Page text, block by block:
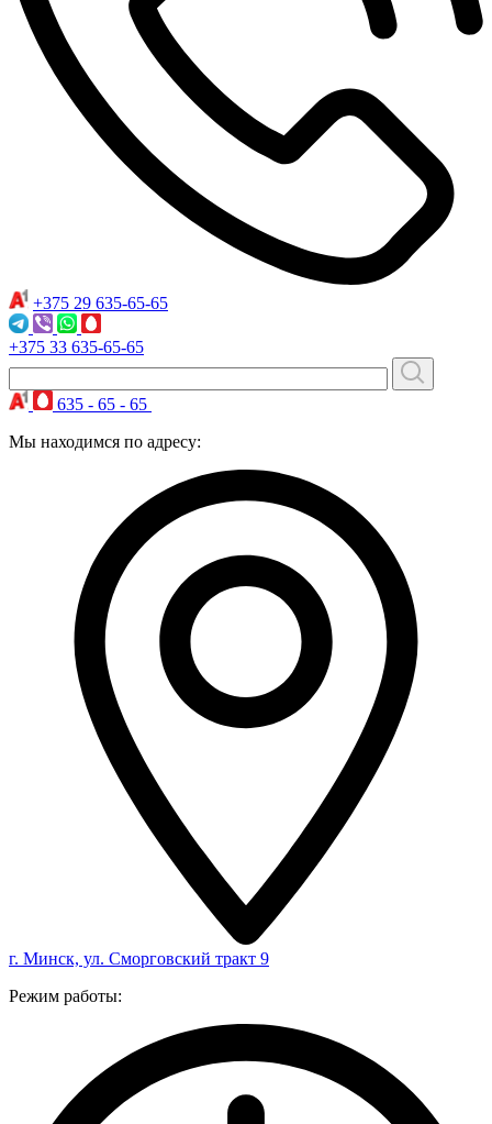
+375 29 635-65-65
+375 33 635-65-65
635 - 65 - 65
Мы находимся по адресу:
г. Минск, ул. Сморговский тракт 9
Режим работы: